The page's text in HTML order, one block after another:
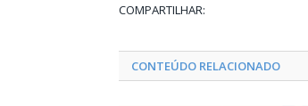
COMPARTILHAR:
CONTEÚDO RELACIONADO